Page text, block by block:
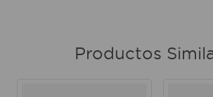
Productos